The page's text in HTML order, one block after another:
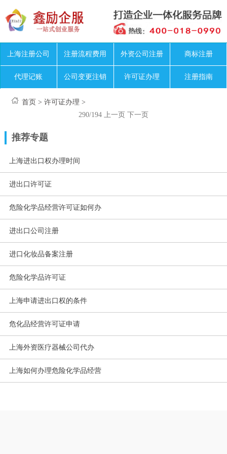
上海注册公司 注册流程费用 外资公司注册 商标注册
代理记账 公司变更注销 许可证办理 注册指南
首页 >许可证办理 >
290/194
上一页 下一页
推荐专题
上海进出口权办理时间
进出口许可证
危险化学品经营许可证如何办
进出口公司注册
进口化妆品备案注册
危险化学品许可证
上海申请进出口权的条件
危化品经营许可证申请
上海外资医疗器械公司代办
上海如何办理危险化学品经营